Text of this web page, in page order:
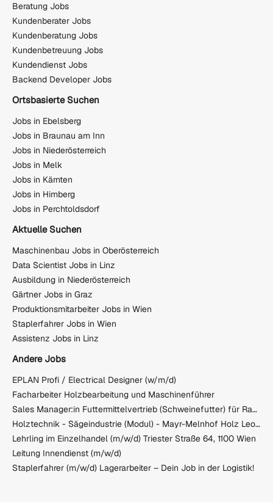
Beratung Jobs
Kundenberater Jobs
Kundenberatung Jobs
Kundenbetreuung Jobs
Kundendienst Jobs
Backend Developer Jobs
Ortsbasierte Suchen
Jobs in Ebelsberg
Jobs in Braunau am Inn
Jobs in Niederösterreich
Jobs in Melk
Jobs in Kärnten
Jobs in Himberg
Jobs in Perchtoldsdorf
Aktuelle Suchen
Maschinenbau Jobs in Oberösterreich
Data Scientist Jobs in Linz
Ausbildung in Niederösterreich
Gärtner Jobs in Graz
Produktionsmitarbeiter Jobs in Wien
Staplerfahrer Jobs in Wien
Assistenz Jobs in Linz
Andere Jobs
EPLAN Profi / Electrical Designer (w/m/d)
Facharbeiter Holzbearbeitung und Maschinenführer
Sales Manager:in Futtermittelvertrieb (Schweinefutter) für Raum Wels (m/w/d)
Holztechnik - Sägeindustrie (Modul) - Mayr-Melnhof Holz Leoben GmbH
Lehrling im Einzelhandel (m/w/d) Triester Straße 64, 1100 Wien
Leitung Innendienst (m/w/d)
Staplerfahrer (m/w/d) Lagerarbeiter – Dein Job in der Logistik!